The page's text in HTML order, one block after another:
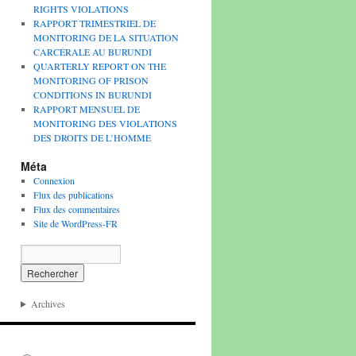
RIGHTS VIOLATIONS
RAPPORT TRIMESTRIEL DE
MONITORING DE LA SITUATION
CARCÉRALE AU BURUNDI
QUARTERLY REPORT ON THE
MONITORING OF PRISON
CONDITIONS IN BURUNDI
RAPPORT MENSUEL DE
MONITORING DES VIOLATIONS
DES DROITS DE L’HOMME
Méta
Connexion
Flux des publications
Flux des commentaires
Site de WordPress-FR
Archives